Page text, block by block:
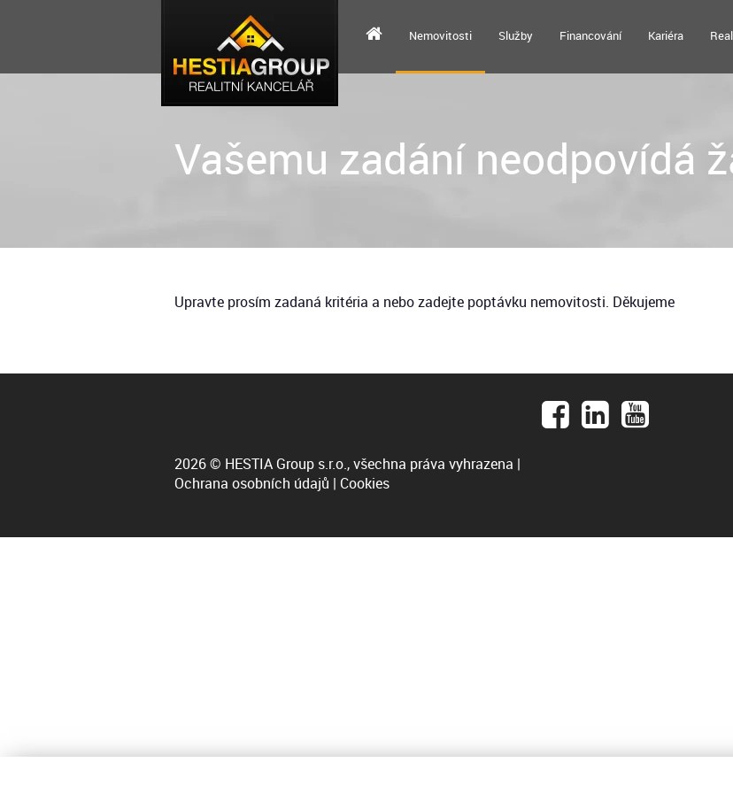
Nemovitosti Služby Financování Kariéra
Vašemu zadání neodpovídá
Upravte prosím zadaná kritéria a nebo zadejte poptávku nemovitosti. Děkujeme
2026 © HESTIA Group s.r.o., všechna práva vyhrazena |
Ochrana osobních údajů | Cookies